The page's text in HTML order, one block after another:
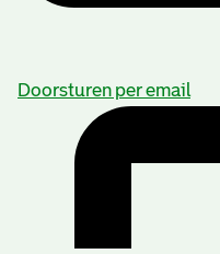
Doorsturen per email